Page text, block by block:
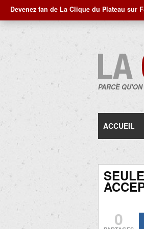
Devenez fan de La Clique du Plateau sur
PARCE
ACCUEIL
0